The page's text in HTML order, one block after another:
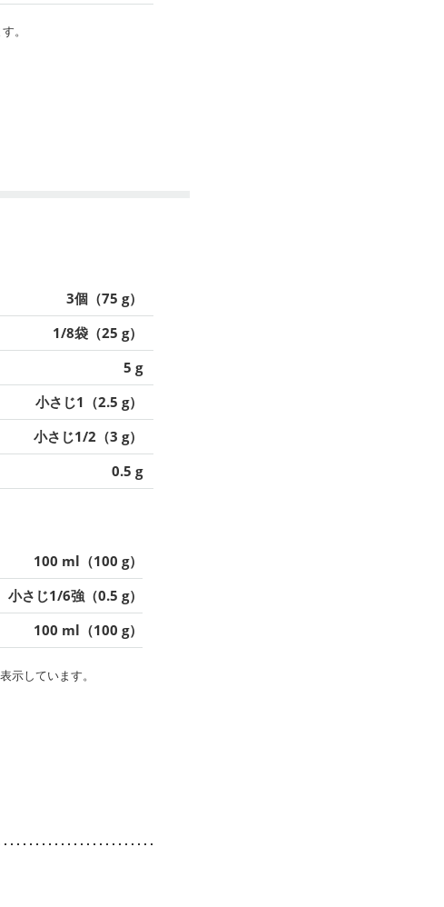
。
3個（75 g）
1/8袋（25 g）
5 g
小さじ1（2.5 g）
小さじ1/2（3 g）
0.5 g
100 ml（100 g）
小さじ1/6強（0.5 g）
100 ml（100 g）
示しています。